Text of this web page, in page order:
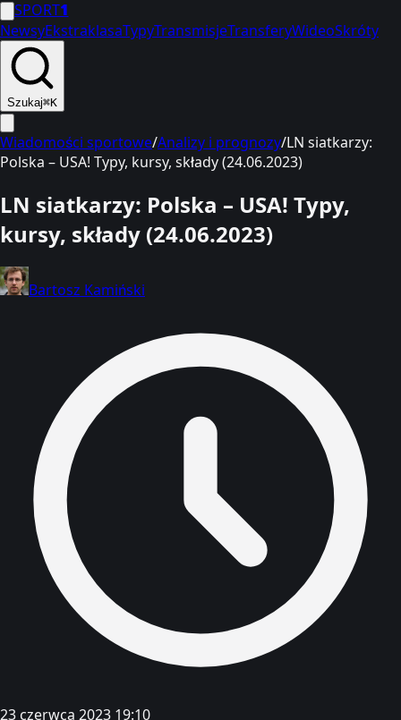
SPORT1
NewsyEkstraklasaTypyTransmisjeTransferyWideoSkróty
Szukaj⌘K
Wiadomości sportowe/Analizy i prognozy/LN siatkarzy:
Polska – USA! Typy, kursy, składy (24.06.2023)
LN siatkarzy: Polska – USA! Typy,
kursy, składy (24.06.2023)
Bartosz Kamiński
23 czerwca 2023 19:10